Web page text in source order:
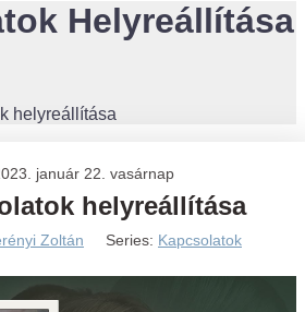
Helyreállítása
helyreállítása
január 22. vasárnap
helyreállítása
Zoltán Series: Kapcsolatok